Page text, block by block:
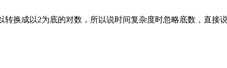
转换成以2为底的对数，所以说时间复杂度时忽略底数，直接